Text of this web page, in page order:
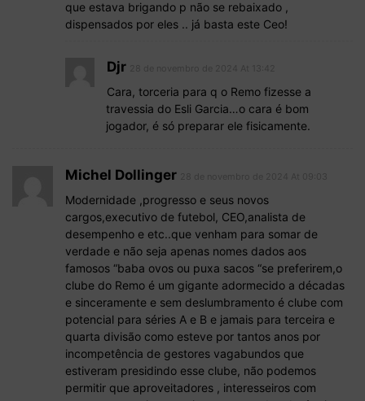
que estava brigando p não se rebaixado ,
dispensados por eles .. já basta este Ceo!
Djr
Cara, torceria para q o Remo fizesse a
travessia do Esli Garcia…o cara é bom
jogador, é só preparar ele fisicamente.
Michel Dollinger
Modernidade ,progresso e seus novos
cargos,executivo de futebol, CEO,analista de
desempenho e etc..que venham para somar de
verdade e não seja apenas nomes dados aos
famosos “baba ovos ou puxa sacos “se preferirem,o
clube do Remo é um gigante adormecido a décadas
e sinceramente e sem deslumbramento é clube com
potencial para séries A e B e jamais para terceira e
quarta divisão como esteve por tantos anos por
incompetência de gestores vagabundos que
estiveram presidindo esse clube, não podemos
permitir que aproveitadores , interesseiros com